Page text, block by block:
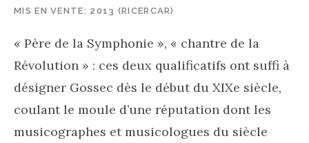
MIS EN VENTE 2013 (RICERCAR)
« Père de la Symphonie », « chantre de la
Révolution » : ces deux qualificatifs ont suffi à
désigner Gossec dès le début du XIXe siècle,
coulant le moule d’une réputation dont les
musicographes et musicologues du siècle